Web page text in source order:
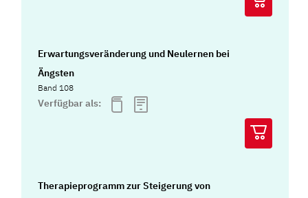
Erwartungsveränderung und Neulernen bei
Ängsten
Band 108
Verfügbar als:
Therapieprogramm zur Steigerung von